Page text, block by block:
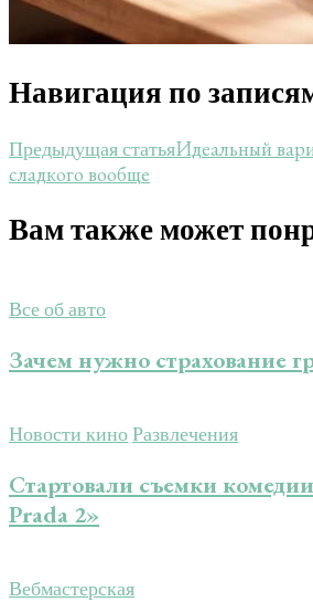
Навигация по
Предыдущая статьяИдеальный
сладкого вообще
Вам также может
Все об авто
Зачем нужно страхование
Новости киноРазвлечения
Стартовали съемки
Prada 2»
Вебмастерская